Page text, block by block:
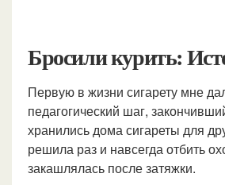
Бросили курить:
Первую в жизни сигарету мне
педагогический шаг,
хранились дома сигареты для
решила раз и навсегда отбить
закашлялась после затяжки.